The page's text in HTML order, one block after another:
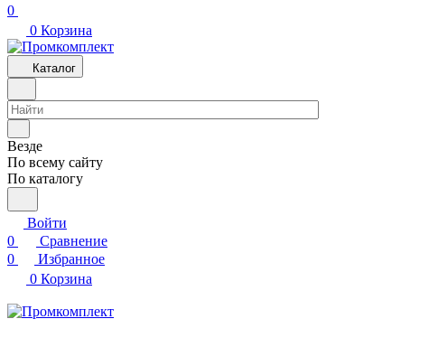
0
0 Корзина
Каталог
Везде
По всему сайту
По каталогу
Войти
0
Сравнение
0
Избранное
0 Корзина